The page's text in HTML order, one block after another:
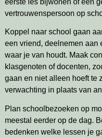
vertrouwenspersoon op
Koppel naar school gaan
een vriend, deelnemen aan
waar je van houdt. Maak
klasgenoten of docenten,
gaan en niet alleen hoeft te
verwachting in plaats van
Plan schoolbezoeken op
meestal eerder op de dag.
bedenken welke lessen je